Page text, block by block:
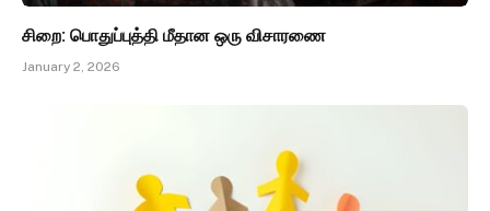
சிறை: பொதுப்புத்தி மீதான ஒரு விசாரணை
January 2, 2026